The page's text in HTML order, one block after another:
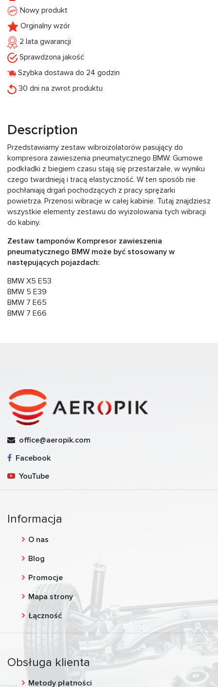
Nowy produkt
Orginalny wzór
2 lata gwarancji
Sprawdzona jakość
Szybka dostawa do 24 godzin
30 dni na zwrot produktu
Description
Przedstawiamy zestaw wibroizolatorów pasujący do
kompresora zawieszenia pneumatycznego BMW. Gumowe
podkładki z biegiem czasu stają się przestarzałe, w wyniku
czego twardnieją i tracą elastyczność. W ten sposób nie
pochłaniają drgań pochodzących z pracy sprężarki
powietrza. Przenosi wibracje w całej kabinie. Tutaj znajdziesz
wszystkie elementy zestawu do wyizolowania tych wibracji
do kabiny.
Zestaw tamponów Kompresor zawieszenia
pneumatycznego BMWmoże być stosowany w
następujących pojazdach:
BMW X5 E53
BMW 5 E39
BMW 7 E65
BMW 7 E66
office@aeropik.com
Facebook
YouTube
Informacja
O nas
Blog
Promocje
Mapa strony
Łączność
Obsługa klienta
Metody płatności